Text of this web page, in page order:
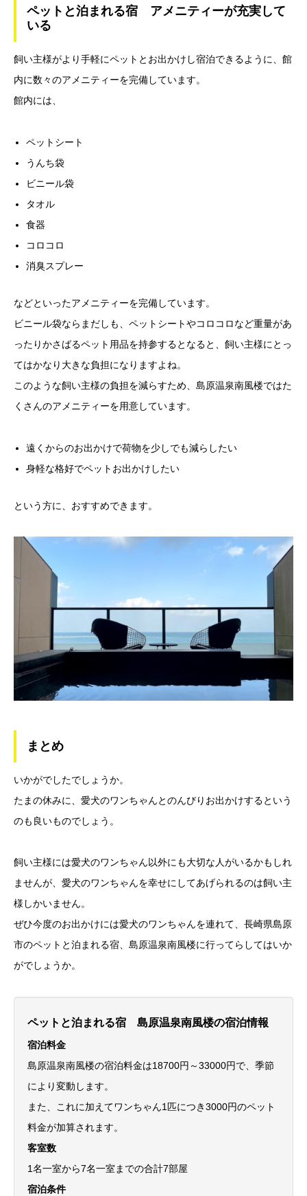
ペットと泊まれる宿 アメニティーが充実して
いる
飼い主様がより手軽にペットとお出かけし宿泊できるように、館
内に数々のアメニティーを完備しています。
館内には、
ペットシート
うんち袋
ビニール袋
タオル
食器
コロコロ
消臭スプレー
などといったアメニティーを完備しています。
ビニール袋ならまだしも、ペットシートやコロコロなど重量があ
ったりかさばるペット用品を持参するとなると、飼い主様にとっ
てはかなり大きな負担になりますよね。
このような飼い主様の負担を減らすため、島原温泉南風楼ではた
くさんのアメニティーを用意しています。
遠くからのお出かけで荷物を少しでも減らしたい
身軽な格好でペットお出かけしたい
という方に、おすすめできます。
まとめ
いかがでしたでしょうか。
たまの休みに、愛犬のワンちゃんとのんびりお出かけするという
のも良いものでしょう。
飼い主様には愛犬のワンちゃん以外にも大切な人がいるかもしれ
ませんが、愛犬のワンちゃんを幸せにしてあげられるのは飼い主
様しかいません。
ぜひ今度のお出かけには愛犬のワンちゃんを連れて、長崎県島原
市のペットと泊まれる宿、島原温泉南風楼に行ってらしてはいか
がでしょうか。
ペットと泊まれる宿 島原温泉南風楼の宿泊情報
宿泊料金
島原温泉南風楼の宿泊料金は18700円～33000円で、季節
により変動します。
また、これに加えてワンちゃん1匹につき3000円のペット
料金が加算されます。
客室数
1名一室から7名一室までの合計7部屋
宿泊条件